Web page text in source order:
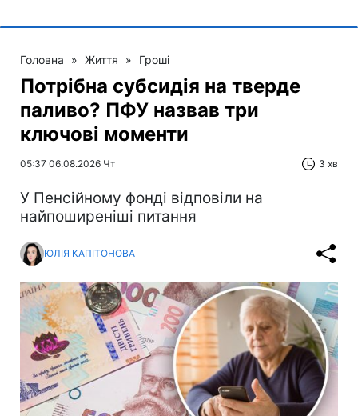
Головна » Життя » Гроші
Потрібна субсидія на тверде
паливо? ПФУ назвав три
ключові моменти
05:37 06.08.2026 Чт 3 хв
У Пенсійному фонді відповіли на
найпоширеніші питання
ЮЛІЯ КАПІТОНОВА